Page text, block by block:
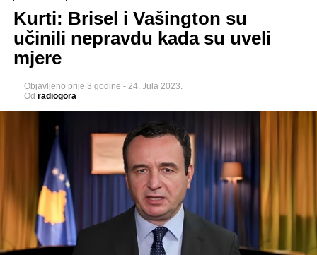
Kurti: Brisel i Vašington su
učinili nepravdu kada su uveli
mjere
Objavljeno prije 3 godine - 24. Jula 2023.
Od radiogora